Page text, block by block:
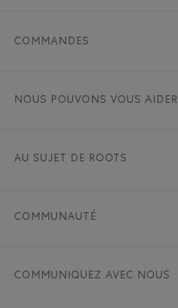
COMMANDES
NOUS POUVONS VOUS AIDER
AU SUJET DE ROOTS
COMMUNAUTÉ
COMMUNIQUEZ AVEC NOUS